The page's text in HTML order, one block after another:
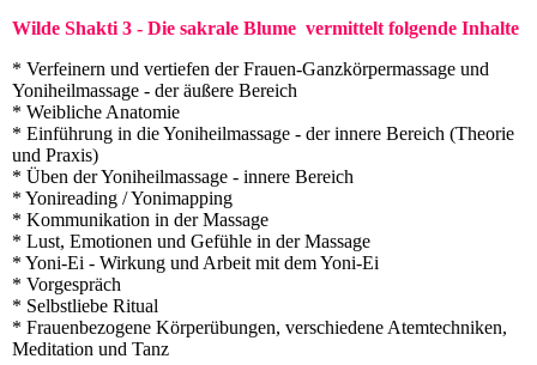
Wilde Shakti 3 - Die sakrale Blume vermittelt folgende Inhalte
* Verfeinern und vertiefen der Frauen-Ganzkörpermassage und
Yoniheilmassage - der äußere Bereich
* Weibliche Anatomie
* Einführung in die Yoniheilmassage - der innere Bereich (Theorie
und Praxis)
* Üben der Yoniheilmassage - innere Bereich
* Yonireading / Yonimapping
* Kommunikation in der Massage
* Lust, Emotionen und Gefühle in der Massage
* Yoni-Ei - Wirkung und Arbeit mit dem Yoni-Ei
* Vorgespräch
* Selbstliebe Ritual
* Frauenbezogene Körperübungen, verschiedene Atemtechniken,
Meditation und Tanz